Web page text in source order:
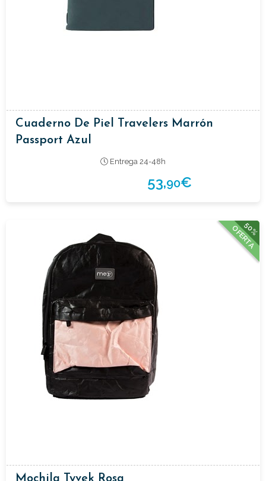
Cuaderno De Piel Travelers Marrón
Passport Azul
Entrega 24-48h
53,90€
50%
OFERTA